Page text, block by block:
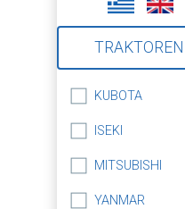
TRAKTOREN
KUBOTA
ISEKI
MITSUBISHI
YANMAR